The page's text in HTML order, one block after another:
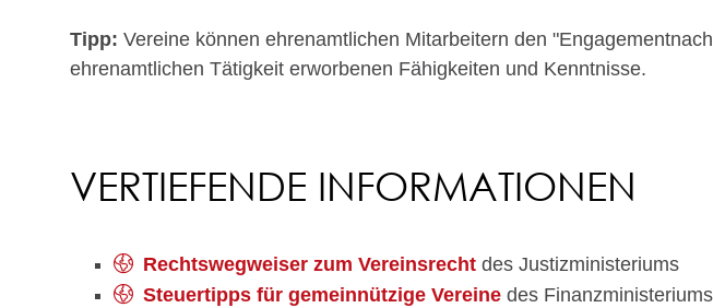
Tipp: Vereine können ehrenamtlichen Mitarbeitern den
ehrenamtlichen Tätigkeit erworbenen Fähigkeiten und Kenntnisse.
VERTIEFENDE INFORMATIONEN
Rechtswegweiser zum Vereinsrecht des Justizministeriums
Steuertipps für gemeinnützige Vereine des Finanzministeriums